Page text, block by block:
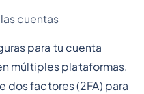
cuentas
para tu cuenta
múltiples plataformas.
dos factores (2FA) para